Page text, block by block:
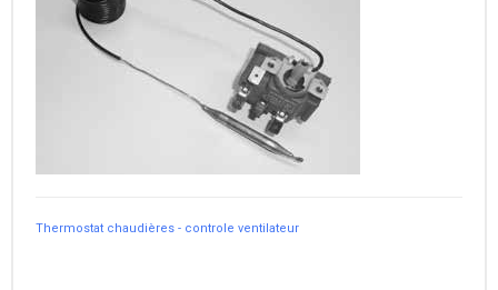
Thermostat chaudières - controle ventilateur